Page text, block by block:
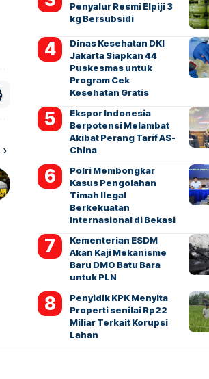
Penyalur Resmi Elpiji 3
kg Bersubsidi
Dinas Kesehatan DKI
Jakarta Siapkan 44
Puskesmas untuk
Program Cek
Kesehatan Gratis
Ekspor Indonesia
Berpotensi Melambat
Akibat Perang Tarif AS-
China
Polri Membongkar
Kasus Pengolahan
Timah Ilegal
Berkekuatan
Internasional di Bekasi
Kementerian ESDM
Akan Kaji Mekanisme
Baru DMO Batu Bara
untuk PLN
Penyidik KPK Menyita
Properti senilai Rp22
Miliar Terkait Korupsi
Lahan